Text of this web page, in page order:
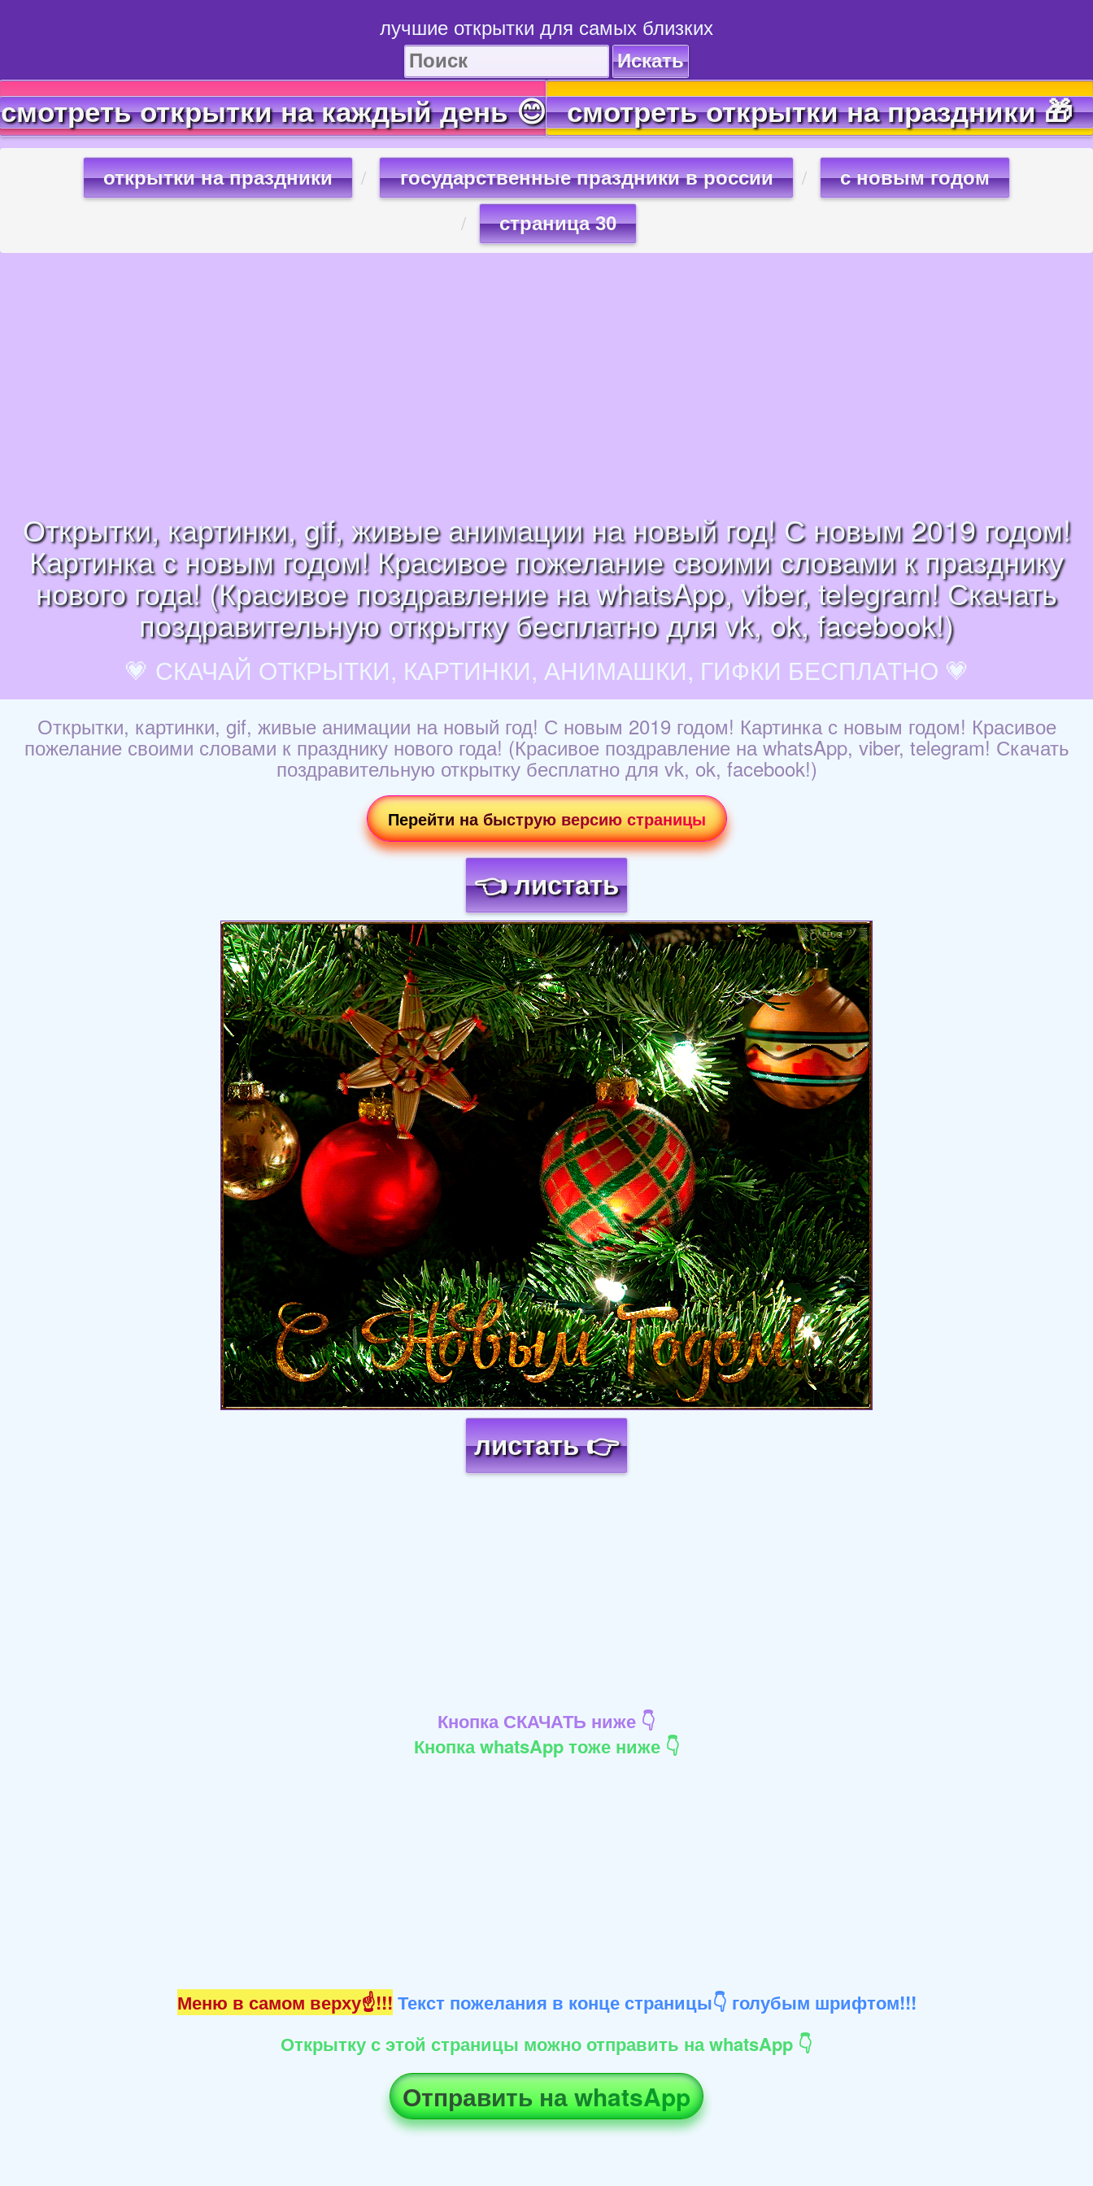
лучшие открытки для самых близких
Искать
смотреть открытки на каждый день 😊 смотреть открытки на праздники 🎁
открытки на праздники государственные праздники в россии с новым годом
страница 30
Открытки, картинки, gif, живые анимации на новый год! С новым 2019 годом!
Картинка с новым годом! Красивое пожелание своими словами к празднику
нового года! (Красивое поздравление на whatsApp, viber, telegram! Скачать
поздравительную открытку бесплатно для vk, ok, facebook!)
💗 СКАЧАЙ ОТКРЫТКИ, КАРТИНКИ, АНИМАШКИ, ГИФКИ БЕСПЛАТНО 💗
Открытки, картинки, gif, живые анимации на новый год! С новым 2019 годом! Картинка с новым годом! Красивое
пожелание своими словами к празднику нового года! (Красивое поздравление на whatsApp, viber, telegram! Скачать
поздравительную открытку бесплатно для vk, ok, facebook!)
Перейти на быструю версию страницы
👈 листать
Загрузка картинки...
листать 👉
Кнопка СКАЧАТЬ ниже 👇
Кнопка whatsApp тоже ниже 👇
Меню в самом верху☝!!! Текст пожелания в конце страницы👇 голубым шрифтом!!!
Открытку с этой страницы можно отправить на whatsApp 👇
Отправить на whatsApp